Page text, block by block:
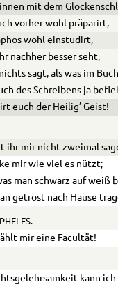
mit dem
vorher wohl präparirt,
wohl einstudirt,
nachher besser seht,
sagt, als was im
des Schreibens ja
euch der Heilig’ Geist!
ihr mir nicht zweimal
mir wie viel es nützt;
man schwarz auf weiß
getrost nach Hause
mir eine Facultät!
kann